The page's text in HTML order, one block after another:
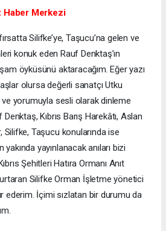
Haber Merkezi
Silifke’ye, Taşucu’na gelen ve
konuk eden Rauf Denktaş’ın
öyküsünü aktaracağım. Eğer yazı
olursa değerli sanatçı Utku
yorumuyla sesli olarak dinleme
Denktaş, Kıbrıs Barış Harekâtı, Aslan
Silifke, Taşucu konularında ise
yayınlanacak anıları bizi
Şehitleri Hatıra Ormanı Anıt
kurtaran Silifke Orman İşletme yönetici
ederim. İçimi sızlatan bir durumu da